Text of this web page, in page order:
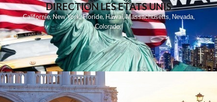
DIRECTION LES ETATS UNIS
Californie,New York,Floride,Hawai,Massachusetts, Nevada,
Colorado,